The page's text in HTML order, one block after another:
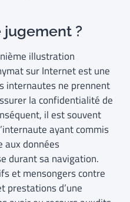
jugement ?
illustration
sur Internet est une
internautes ne prennent
la confidentialité de
il est souvent
ayant commis
aux données
durant sa navigation.
et mensongers contre
prestations d’une